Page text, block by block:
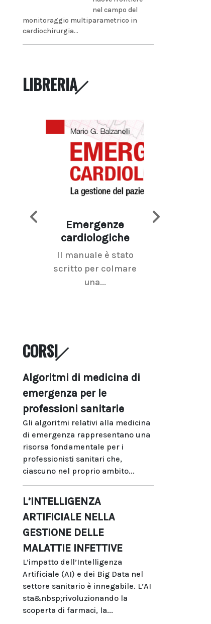
nel campo del
monitoraggio multiparametrico in
cardiochirurgia...
LIBRERIA
Emergenze
cardiologiche
Il manuale è stato
scritto per colmare
una...
CORSI
Algoritmi di medicina di
emergenza per le
professioni sanitarie
Gli algoritmi relativi alla medicina
di emergenza rappresentano una
risorsa fondamentale per i
professionisti sanitari che,
ciascuno nel proprio ambito...
L’INTELLIGENZA
ARTIFICIALE NELLA
GESTIONE DELLE
MALATTIE INFETTIVE
L’impatto dell’Intelligenza
Artificiale (AI) e dei Big Data nel
settore sanitario è innegabile. L’AI
sta&nbsp;rivoluzionando la
scoperta di farmaci, la...